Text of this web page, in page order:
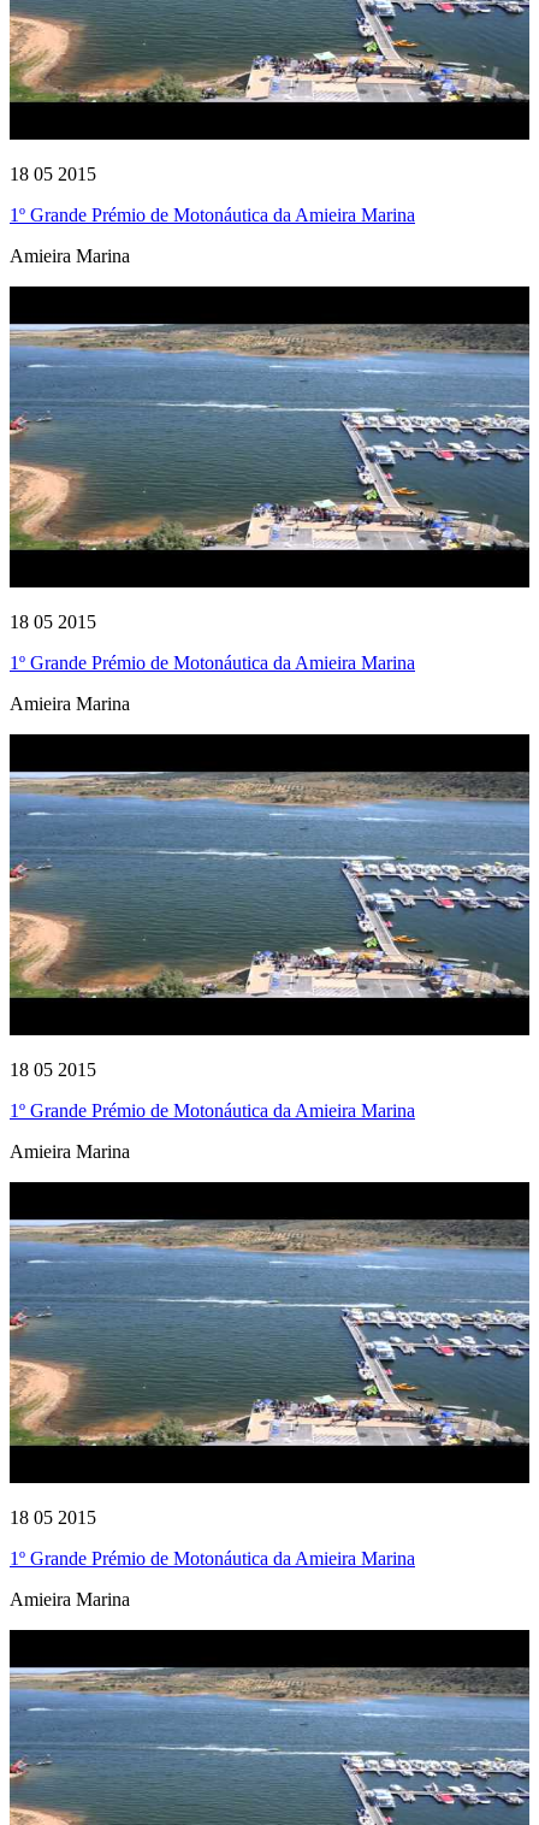
18 05 2015
1º Grande Prémio de Motonáutica da Amieira Marina
Amieira Marina
18 05 2015
1º Grande Prémio de Motonáutica da Amieira Marina
Amieira Marina
18 05 2015
1º Grande Prémio de Motonáutica da Amieira Marina
Amieira Marina
18 05 2015
1º Grande Prémio de Motonáutica da Amieira Marina
Amieira Marina